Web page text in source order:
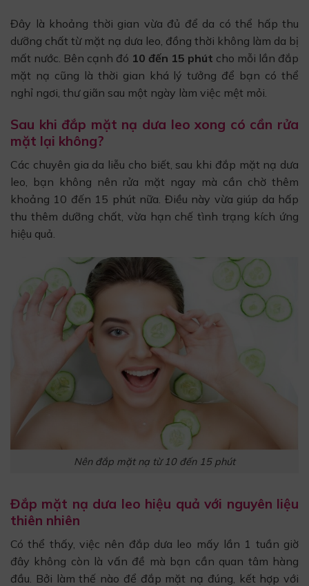
Đây là khoảng thời gian vừa đủ để da có thể hấp thu
dưỡng chất từ mặt nạ dưa leo, đồng thời không làm da bị
mất nước. Bên cạnh đó 10 đến 15 phút cho mỗi lần đắp
mặt nạ cũng là thời gian khá lý tưởng để bạn có thể
nghỉ ngơi, thư giãn sau một ngày làm việc mệt mỏi.
Sau khi đắp mặt nạ dưa leo xong có cần rửa
mặt lại không?
Các chuyên gia da liễu cho biết, sau khi đắp mặt nạ dưa
leo, bạn không nên rửa mặt ngay mà cần chờ thêm
khoảng 10 đến 15 phút nữa. Điều này vừa giúp da hấp
thu thêm dưỡng chất, vừa hạn chế tình trạng kích ứng
hiệu quả.
Nên đắp mặt nạ từ 10 đến 15 phút
Đắp mặt nạ dưa leo hiệu quả với nguyên liệu
thiên nhiên
Có thể thấy, việc nên đắp dưa leo mấy lần 1 tuần giờ
đây không còn là vấn đề mà bạn cần quan tâm hàng
đầu. Bởi làm thế nào để đắp mặt nạ đúng, kết hợp với